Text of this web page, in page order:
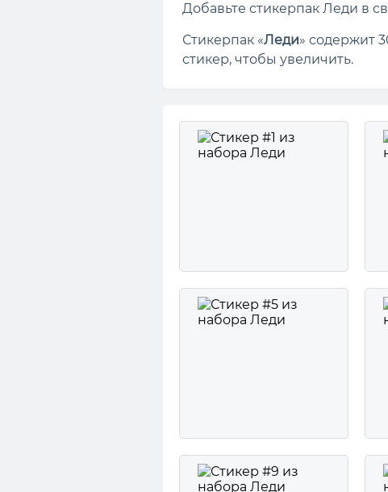
Добавьте стикерпак Леди в
Стикерпак «Леди» содержит
стикер, чтобы увеличить.